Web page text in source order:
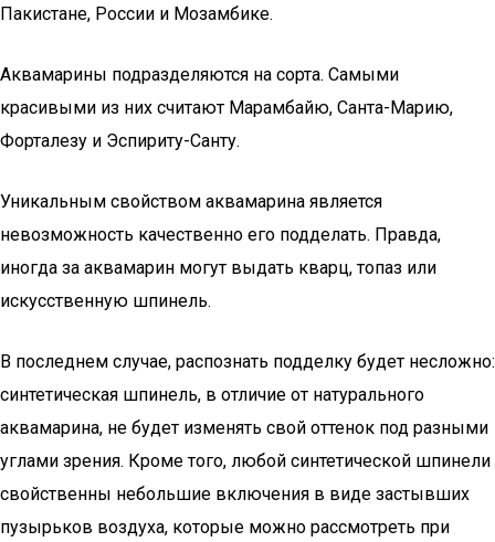
Пакистане, России и Мозамбике.
Аквамарины подразделяются на сорта. Самыми
красивыми из них считают Марамбайю, Санта-Марию,
Форталезу и Эспириту-Санту.
Уникальным свойством аквамарина является
невозможность качественно его подделать. Правда,
иногда за аквамарин могут выдать кварц, топаз или
искусственную шпинель.
В последнем случае, распознать подделку будет несложно:
синтетическая шпинель, в отличие от натурального
аквамарина, не будет изменять свой оттенок под разными
углами зрения. Кроме того, любой синтетической шпинели
свойственны небольшие включения в виде застывших
пузырьков воздуха, которые можно рассмотреть при